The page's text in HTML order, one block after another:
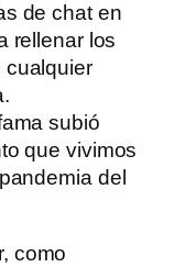
de chat en
rellenar los
cualquier
subió
que vivimos
del
como